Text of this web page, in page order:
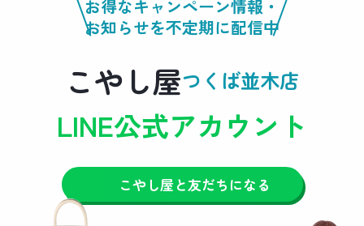
お得なキャンペーン情報・
お知らせを不定期に配信中
こやし屋つくば並木店
LINE公式アカウント
こやし屋と友だちになる